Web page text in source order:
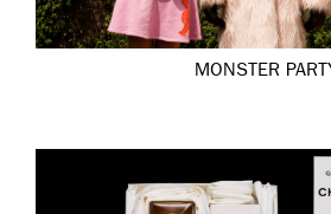
MONSTER